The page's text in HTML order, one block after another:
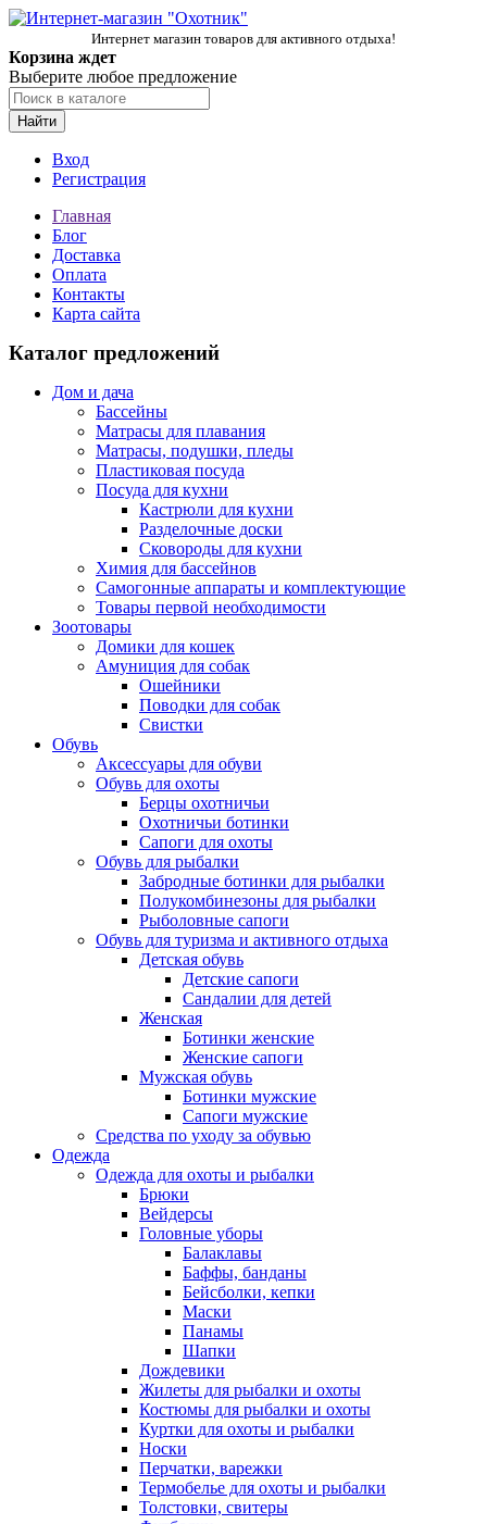
Интернет магазин товаров для активного отдыха!
Корзина ждет
Выберите любое предложение
Найти
Вход
Регистрация
Главная
Блог
Доставка
Оплата
Контакты
Карта сайта
Каталог предложений
Дом и дача
Бассейны
Матрасы для плавания
Матрасы, подушки, пледы
Пластиковая посуда
Посуда для кухни
Кастрюли для кухни
Разделочные доски
Сковороды для кухни
Химия для бассейнов
Самогонные аппараты и комплектующие
Товары первой необходимости
Зоотовары
Домики для кошек
Амуниция для собак
Ошейники
Поводки для собак
Свистки
Обувь
Аксессуары для обуви
Обувь для охоты
Берцы охотничьи
Охотничьи ботинки
Сапоги для охоты
Обувь для рыбалки
Забродные ботинки для рыбалки
Полукомбинезоны для рыбалки
Рыболовные сапоги
Обувь для туризма и активного отдыха
Детская обувь
Детские сапоги
Сандалии для детей
Женская
Ботинки женские
Женские сапоги
Мужская обувь
Ботинки мужские
Сапоги мужские
Средства по уходу за обувью
Одежда
Одежда для охоты и рыбалки
Брюки
Вейдерсы
Головные уборы
Балаклавы
Баффы, банданы
Бейсболки, кепки
Маски
Панамы
Шапки
Дождевики
Жилеты для рыбалки и охоты
Костюмы для рыбалки и охоты
Куртки для охоты и рыбалки
Носки
Перчатки, варежки
Термобелье для охоты и рыбалки
Толстовки, свитеры